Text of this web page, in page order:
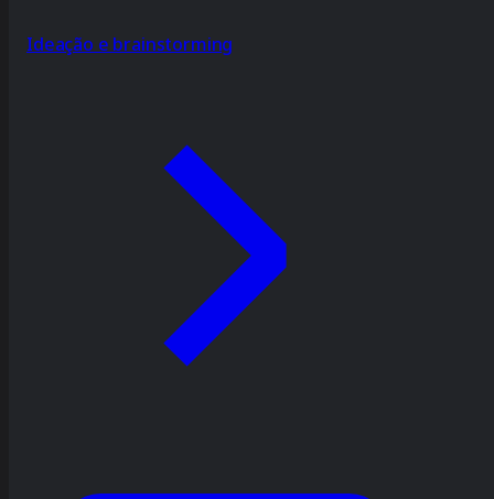
Ideação e brainstorming